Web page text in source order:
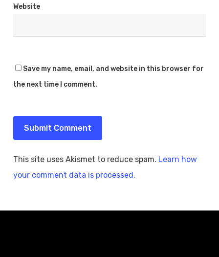
Website
Save my name, email, and website in this browser for
the next time I comment.
This site uses Akismet to reduce spam. Learn how
your comment data is processed.